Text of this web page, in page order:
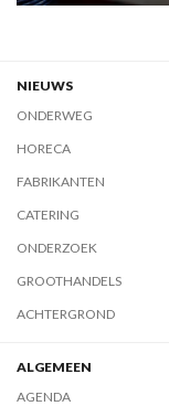
NIEUWS
ONDERWEG
HORECA
FABRIKANTEN
CATERING
ONDERZOEK
GROOTHANDELS
ACHTERGROND
ALGEMEEN
AGENDA